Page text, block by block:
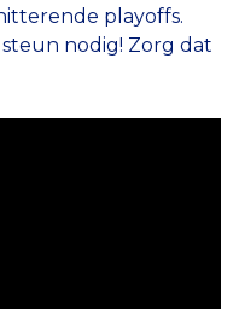
playoffs.
nodig! Zorg dat